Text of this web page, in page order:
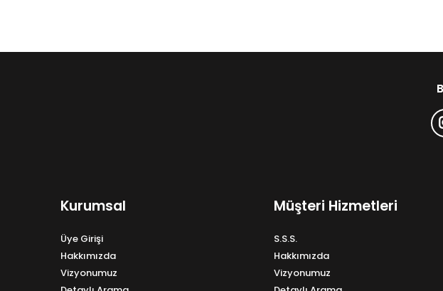
Kurumsal
Üye Girişi
Hakkımızda
Vizyonumuz
Müşteri Hizmetleri
S.S.S.
Hakkımızda
Vizyonumuz